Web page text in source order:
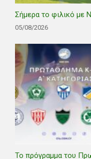
Σήμερα το φιλικό με
05/08/2026
Το πρόγραμμα του